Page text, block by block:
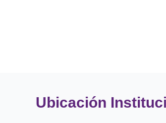
Ubicación